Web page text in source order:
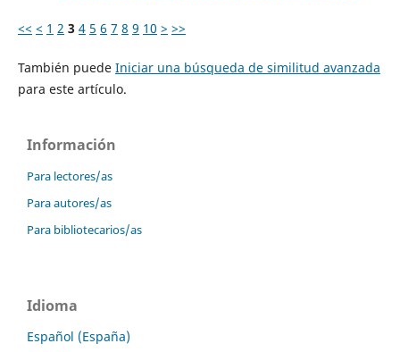
<< < 1 2 3 4 5 6 7 8 9 10 > >>
También puede Iniciar una búsqueda de similitud avanzada
para este artículo.
Información
Para lectores/as
Para autores/as
Para bibliotecarios/as
Idioma
Español (España)